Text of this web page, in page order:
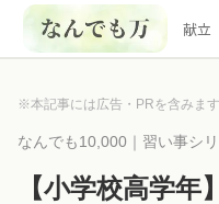
献立
※本記事には広告・PRを含みます
なんでも10,000｜習い事シ
【小学校高学